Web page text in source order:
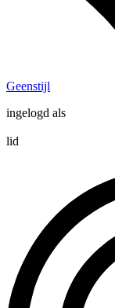
Geenstijl
ingelogd als
lid